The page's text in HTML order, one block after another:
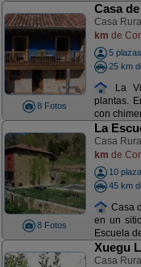
8 Fotos
Casa
Casa
km de
5 plazas
25 km
La
plantas.
con
8 Fotos
La
Casa
km de
10
45 km
Casa
en un
Escuela
Xuegu
Casa